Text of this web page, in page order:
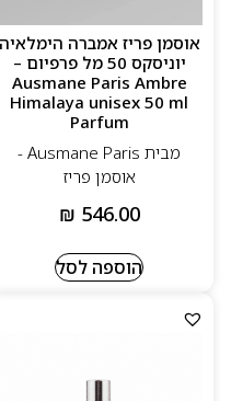
אוסמן פריז אמברה הימלאיה
יוניסקס 50 מל פרפיום –
Ausmane Paris Ambre
Himalaya unisex 50 ml
Parfum
מבית Ausmane Paris -
אוסמן פריז
₪ 546.00
הוספה לסל